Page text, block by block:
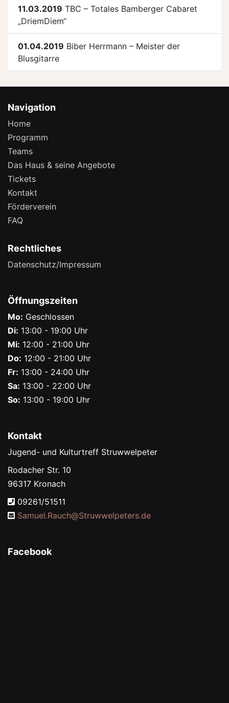
11.03.2019 TBC – Totales Bamberger Cabaret
„DriemDiem“
01.04.2019 Biber Herrmann – Meister der
Blusgitarre
Navigation
Home
Programm
Teams
Das Haus & seine Angebote
Tickets
Kontakt
Förderverein
FAQ
Rechtliches
Datenschutz/Impressum
Öffnungszeiten
Mo: Geschlossen
Di: 13:00 - 19:00 Uhr
Mi: 12:00 - 21:00 Uhr
Do: 12:00 - 21:00 Uhr
Fr: 13:00 - 24:00 Uhr
Sa: 13:00 - 22:00 Uhr
So: 13:00 - 19:00 Uhr
Kontakt
Jugend- und Kulturtreff Struwwelpeter
Rodacher Str. 10
96317 Kronach
09261/51511
Samuel.Rauch@Struwwelpeters.de
Facebook